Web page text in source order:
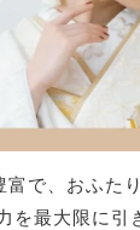
富で、おふた
を最大限に引